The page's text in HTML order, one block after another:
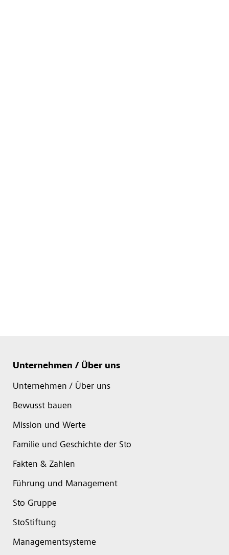
Unternehmen / Über uns
Unternehmen / Über uns
Bewusst bauen
Mission und Werte
Familie und Geschichte der Sto
Fakten & Zahlen
Führung und Management
Sto Gruppe
StoStiftung
Managementsysteme